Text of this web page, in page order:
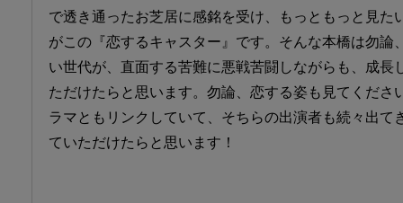
で透き通ったお芝居に感銘を受け、もっともっと見た
がこの『恋するキャスター』です。そんな本橋は勿論
い世代が、直面する苦難に悪戦苦闘しながらも、成長
ただけたらと思います。勿論、恋する姿も見てくださ
ラマともリンクしていて、そちらの出演者も続々出て
ていただけたらと思います！